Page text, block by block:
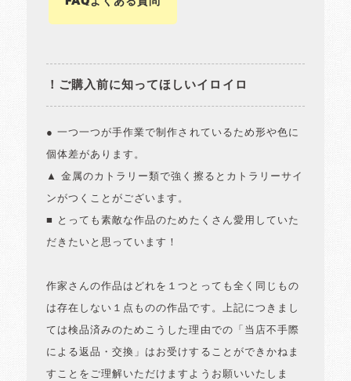
！ご購入前に知ってほしいイロイロ
● 一つ一つが手作業で制作されているため形や色に
個体差があります。
▲ 金属のカトラリー類で強く擦るとカトラリーサイ
ンがつくことがございます。
■ とっても素敵な作品のためたくさん愛用していた
だきたいと思っています！
作家さんの作品はどれを１つとっても全く同じもの
は存在しない１点ものの作品です。上記につきまし
ては検品済みのためこうした理由での「当店不手際
による返品・交換」はお受けすることができかねま
すことをご理解いただけますようお願いいたしま